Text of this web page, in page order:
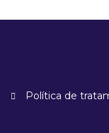
Política de